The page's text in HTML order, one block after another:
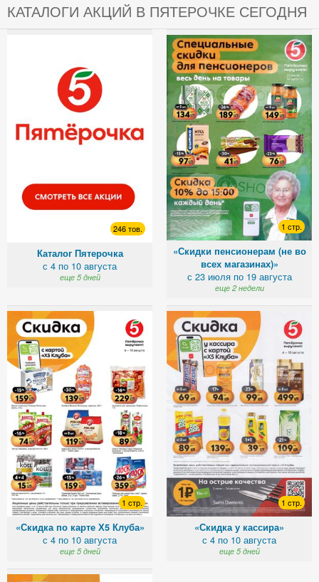
КАТАЛОГИ АКЦИЙ В ПЯТЕРОЧКЕ СЕГОДНЯ
246 тов.
Каталог Пятерочка
с 4 по 10 августа
еще 5 дней
1 стр.
«Скидки пенсионерам (не во
всех магазинах)»
с 23 июля по 19 августа
еще 2 недели
1 стр.
«Скидка по карте Х5 Клуба»
с 4 по 10 августа
еще 5 дней
1 стр.
«Скидка у кассира»
с 4 по 10 августа
еще 5 дней